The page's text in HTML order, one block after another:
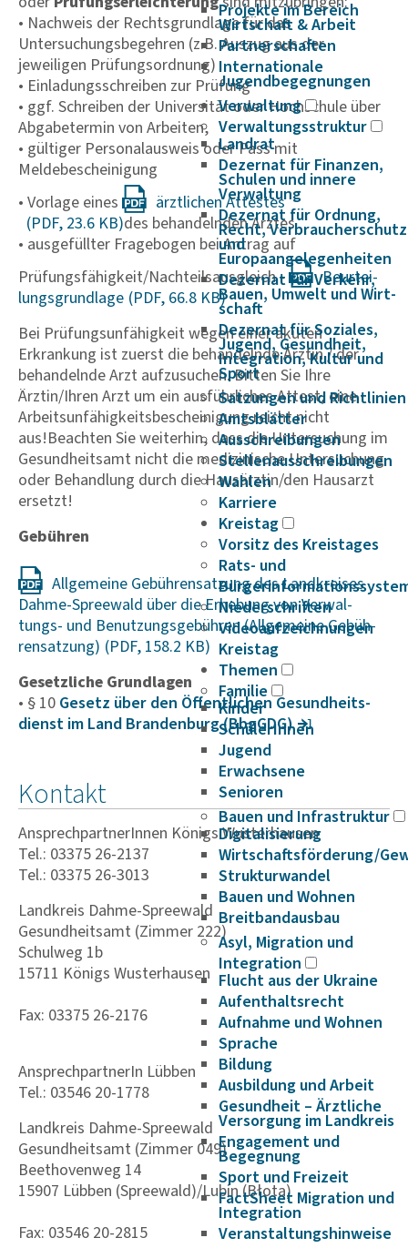
Projekte im Bereich
Wirtschaft & Arbeit
Partnerschaften
Internationale
Jugendbegegnungen
Verwaltung
Verwaltungsstruktur
Landrat
Dezernat für Finanzen,
Schulen und innere
Verwaltung
Dezernat für Ordnung,
Recht, Verbraucherschutz
und
Europaangelegenheiten
Dezernat für Verkehr,
Bauen, Umwelt und Wirt­
schaft
Dezernat für Soziales,
Jugend, Gesundheit,
Integration, Kultur und
Sport
Satzungen und Richtlinien
Amtsblätter
Ausschreibungen
Stellenausschreibungen
Wahlen
Karriere
Kreistag
Vorsitz des Kreistages
Rats- und
Niederschriften
Videoaufzeichnungen
Kreistag
Themen
Familie
Kinder
SchülerInnen
Jugend
Erwachsene
Senioren
Bauen und Infrastruktur
Digitalisierung
Wirtschaftsförderung/
Strukturwandel
Bauen und Wohnen
Breitbandausbau
Asyl, Migration und
Integration
Flucht aus der Ukraine
Aufenthaltsrecht
Aufnahme und Wohnen
Sprache
Bildung
Ausbildung und Arbeit
Gesundheit – Ärztliche
Versorgung im Landkreis
Engagement und
Begegnung
Sport und Freizeit
FactSheet Migration und
Integration
Veranstaltungshinweise
• Nachweis der Rechtsgrundlage für das
Untersuchungsbegehren (z.B. Auszug aus der
jeweiligen Prüfungsordnung)
• Einladungsschreiben zur Prüfung
• ggf. Schreiben der Universität oder Hochschule über
Abgabetermin von Arbeiten,
• gültiger Personalausweis oder Pass mit
Meldebescheinigung
• Vorlage eines
ärzt­li­chen Attestes
des behandelnden Arztes
• ausgefüllter Fragebogen bei Antrag auf
Prüfungsfähigkeit/Nachteilsausgleich -
Beur­tei­
lungs­grund­lage
Bei Prüfungsunfähigkeit wegen einer akuten
Erkrankung ist zuerst die behandelnde Ärztin / der
behandelnde Arzt aufzusuchen. Bitten Sie Ihre
Ärztin/Ihren Arzt um ein ausführliches Attest, eine
Arbeitsunfähigkeitsbescheinigung reicht nicht
aus!Beachten Sie weiterhin, dass die Untersuchung im
Gesundheitsamt nicht die medizinische Untersuchung
oder Behandlung durch die Hausärztin/den Hausarzt
ersetzt!
Gebühren
Allge­meine Gebüh­ren­sat­zung des Land­kreises
Dahme-Spree­wald über die Erhe­bung von Verwal­
tungs- und Benut­zungs­ge­bühren (Allge­meine Gebüh­
ren­sat­zung)
Gesetzliche Grundlagen
• § 10 Gesetz über den Öffent­li­chen Gesund­heits­
dienst im Land Bran­den­burg (BbgGDG)
Kontakt
AnsprechpartnerInnen Königs Wusterhausen
Tel.: 03375 26-2137
Tel.: 03375 26-3013
Landkreis Dahme-Spreewald
Gesundheitsamt (Zimmer 222)
Schulweg 1b
15711 Königs Wusterhausen
Fax: 03375 26-2176
AnsprechpartnerIn Lübben
Tel.: 03546 20-1778
Landkreis Dahme-Spreewald
Gesundheitsamt (Zimmer 049)
Beethovenweg 14
15907 Lübben (Spreewald)/Lubin (Błota)
Fax: 03546 20-2815